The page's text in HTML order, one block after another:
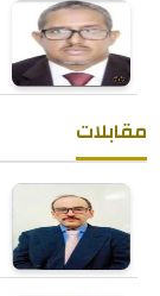
مقابلات